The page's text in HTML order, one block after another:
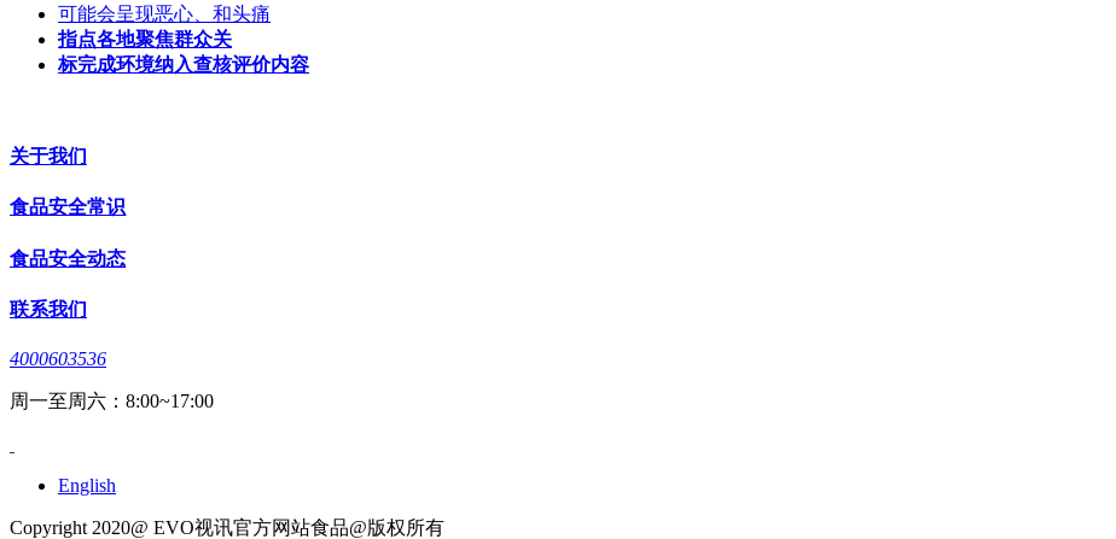
可能会呈现恶心、和头痛
指点各地聚焦群众关
标完成环境纳入查核评价内容
关于我们
食品安全常识
食品安全动态
联系我们
4000603536
周一至周六：8:00~17:00
English
Copyright 2020@ EVO视讯官方网站食品@版权所有